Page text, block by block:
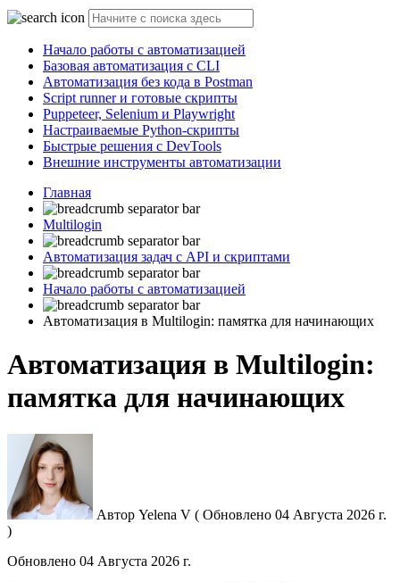
Начало работы с автоматизацией
Базовая автоматизация с CLI
Автоматизация без кода в Postman
Script runner и готовые скрипты
Puppeteer, Selenium и Playwright
Настраиваемые Python-скрипты
Быстрые решения с DevTools
Внешние инструменты автоматизации
Главная
Multilogin
Автоматизация задач с API и скриптами
Начало работы с автоматизацией
Автоматизация в Multilogin: памятка для начинающих
Автоматизация в Multilogin:
памятка для начинающих
Автор Yelena V ( Обновлено 04 Августа 2026 г.
)
Обновлено 04 Августа 2026 г.